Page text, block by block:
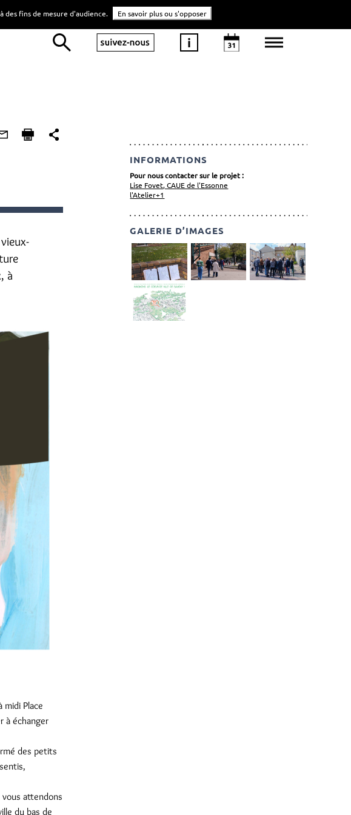
à
Place
à échanger
des petits
attendons
du bas de
INFORMATIONS
Pour nous contacter sur le projet :
Lise Fovet, CAUE de l'Essonne
l'Atelier+1
GALERIE D’IMAGES
des fins de mesure d'audience. En savoir plus ou s'opposer